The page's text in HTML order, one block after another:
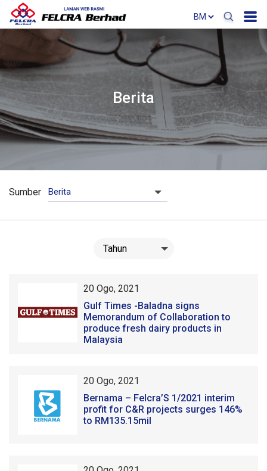
Berita
Sumber
20 Ogo, 2021
Gulf Times -Baladna signs
Memorandum of Collaboration to
produce fresh dairy products in
Malaysia
20 Ogo, 2021
Bernama – Felcra’S 1/2021 interim
profit for C&R projects surges 146%
to RM135.15mil